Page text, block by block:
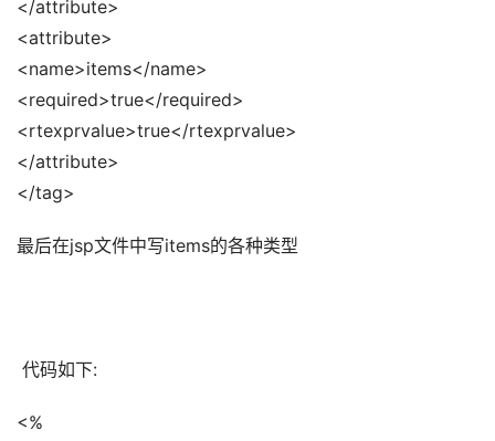
</attribute>
<attribute>
<name>items</name>
<required>true</required>
<rtexprvalue>true</rtexprvalue>
</attribute>
</tag>
最后在jsp文件中写items的各种类型
代码如下:
<%